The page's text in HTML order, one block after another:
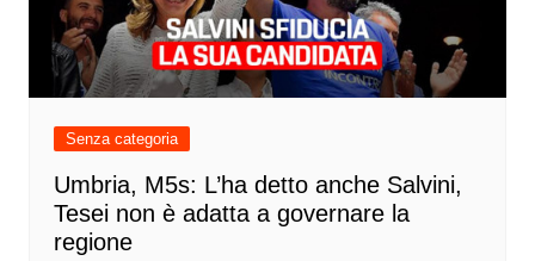
Senza categoria
Umbria, M5s: L’ha detto anche Salvini,
Tesei non è adatta a governare la
regione